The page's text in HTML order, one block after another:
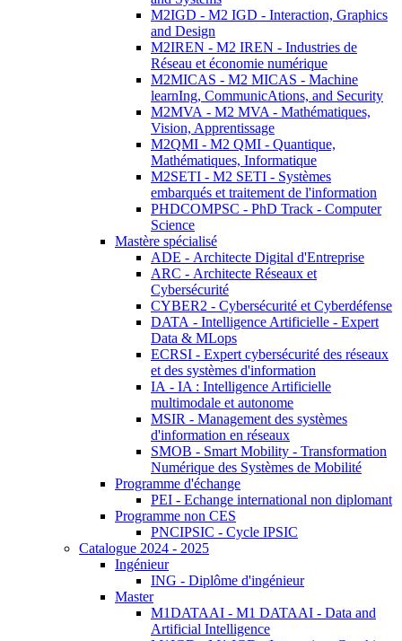
M2IGD - M2 IGD - Interaction, Graphics
and Design
M2IREN - M2 IREN - Industries de
Réseau et économie numérique
M2MICAS - M2 MICAS - Machine
learnIng, CommunicAtions, and Security
M2MVA - M2 MVA - Mathématiques,
Vision, Apprentissage
M2QMI - M2 QMI - Quantique,
Mathématiques, Informatique
M2SETI - M2 SETI - Systèmes
embarqués et traitement de l'information
PHDCOMPSC - PhD Track - Computer
Science
Mastère spécialisé
ADE - Architecte Digital d'Entreprise
ARC - Architecte Réseaux et
Cybersécurité
CYBER2 - Cybersécurité et Cyberdéfense
DATA - Intelligence Artificielle - Expert
Data & MLops
ECRSI - Expert cybersécurité des réseaux
et des systèmes d'information
IA - IA : Intelligence Artificielle
multimodale et autonome
MSIR - Management des systèmes
d'information en réseaux
SMOB - Smart Mobility - Transformation
Numérique des Systèmes de Mobilité
Programme d'échange
PEI - Echange international non diplomant
Programme non CES
PNCIPSIC - Cycle IPSIC
Catalogue 2024 - 2025
Ingénieur
ING - Diplôme d'ingénieur
Master
M1DATAAI - M1 DATAAI - Data and
Artificial Intelligence